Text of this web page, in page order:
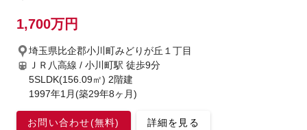
1,700万円
埼玉県比企郡小川町みどりが丘１丁目
ＪＲ八高線 / 小川町駅 徒歩9分
5SLDK(156.09㎡) 2階建
1997年1月(築29年8ヶ月)
お問い合わせ(無料) 詳細を見る